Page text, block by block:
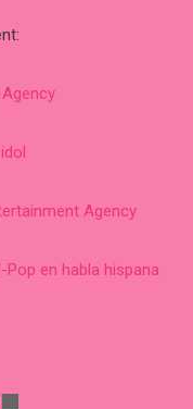
Agency
en habla hispana